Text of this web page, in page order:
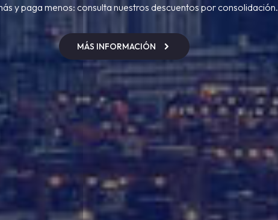
y paga menos: consulta nuestros descuentos por consolidación.
MÁS INFORMACIÓN